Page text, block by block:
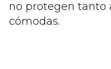
no protegen tanto
cómodas.